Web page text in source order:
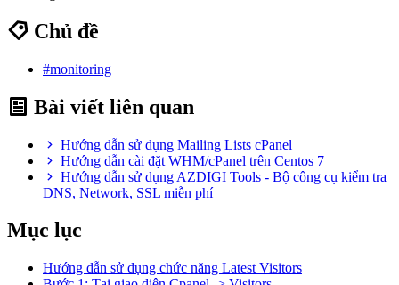
Chủ đề
#monitoring
Bài viết liên quan
Hướng dẫn sử dụng Mailing Lists cPanel
Hướng dẫn cài đặt WHM/cPanel trên Centos 7
Hướng dẫn sử dụng AZDIGI Tools - Bộ công cụ kiểm tra
DNS, Network, SSL miễn phí
Mục lục
Hướng dẫn sử dụng chức năng Latest Visitors